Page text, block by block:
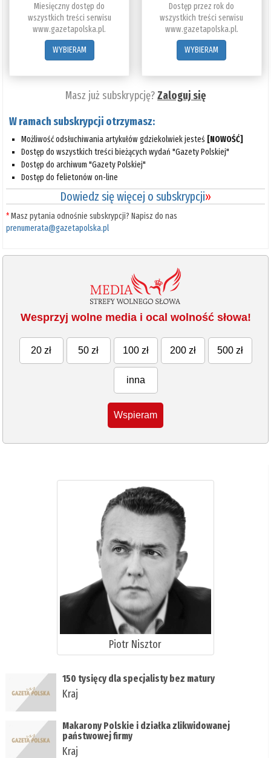
Miesięczny dostęp do
wszystkich treści serwisu
www.gazetapolska.pl.
WYBIERAM
Dostęp przez rok do
wszystkich treści serwisu
www.gazetapolska.pl.
WYBIERAM
Masz już subskrypcję?Zaloguj się
W ramach subskrypcji otrzymasz:
Możliwość odsłuchiwania artykułów gdziekolwiek jesteś [NOWOŚĆ]
Dostęp do wszystkich treści bieżących wydań "Gazety Polskiej"
Dostęp do archiwum "Gazety Polskiej"
Dostęp do felietonów on-line
Dowiedz się więcej o subskrypcji»
*Masz pytania odnośnie subskrypcji? Napisz do nas
prenumerata@gazetapolska.pl
Wesprzyj wolne media i ocal wolność słowa!
20 zł 50 zł 100 zł 200 zł 500 zł
inna
Wspieram
Piotr Nisztor
150 tysięcy dla specjalisty bez matury
Kraj
Makarony Polskie i działka zlikwidowanej
państwowej firmy
Kraj